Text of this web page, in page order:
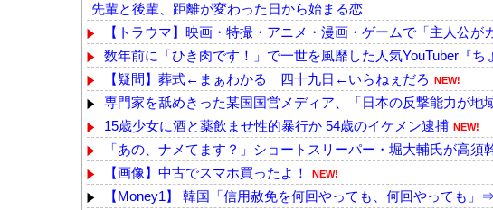
先輩と後輩、距離が変わった日から始まる恋
【トラウマ】映画・特撮・アニメ・漫画・ゲームで「主人公が
数年前に「ひき肉です！」で一世を風靡した人気YouTuber『ち
【疑問】葬式←まぁわかる 四十九日←いらねぇだろ NEW!
専門家を舐めきった某国国営メディア、「日本の反撃能力が地
15歳少女に酒と薬飲ませ性的暴行か 54歳のイケメン逮捕 NEW!
「あの、ナメてます？」ショートスリーパー・堀大輔氏が高須
【画像】中古でスマホ買ったよ！ NEW!
【Money1】 韓国「信用赦免を何回やっても、何回やっても」